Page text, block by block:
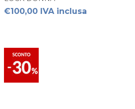
€100,00 IVA inclusa